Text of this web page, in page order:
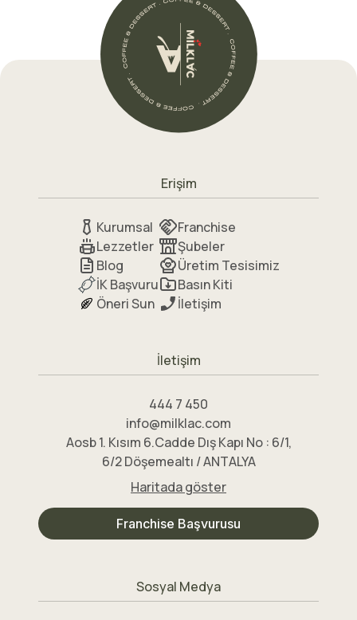
Erişim
Kurumsal
Lezzetler
Blog
İK Başvuru
Öneri Sun
Franchise
Şubeler
Üretim Tesisimiz
Basın Kiti
İletişim
İletişim
444 7 450
info@milklac.com
Aosb 1. Kısım 6.Cadde Dış Kapı No : 6/1,
6/2 Döşemealtı / ANTALYA
Haritada göster
Franchise Başvurusu
Sosyal Medya